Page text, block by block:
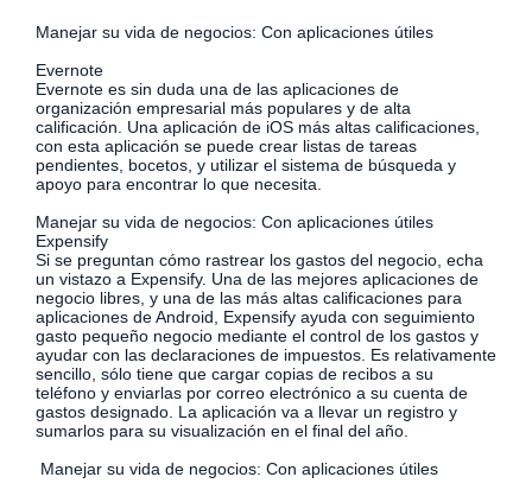
Manejar su vida de negocios: Con aplicaciones útiles
Evernote
Evernote es sin duda una de las aplicaciones de
organización empresarial más populares y de alta
calificación. Una aplicación de iOS más altas calificaciones,
con esta aplicación se puede crear listas de tareas
pendientes, bocetos, y utilizar el sistema de búsqueda y
apoyo para encontrar lo que necesita.
Manejar su vida de negocios: Con aplicaciones útiles
Expensify
Si se preguntan cómo rastrear los gastos del negocio, echa
un vistazo a Expensify. Una de las mejores aplicaciones de
negocio libres, y una de las más altas calificaciones para
aplicaciones de Android, Expensify ayuda con seguimiento
gasto pequeño negocio mediante el control de los gastos y
ayudar con las declaraciones de impuestos. Es relativamente
sencillo, sólo tiene que cargar copias de recibos a su
teléfono y enviarlas por correo electrónico a su cuenta de
gastos designado. La aplicación va a llevar un registro y
sumarlos para su visualización en el final del año.
Manejar su vida de negocios: Con aplicaciones útiles